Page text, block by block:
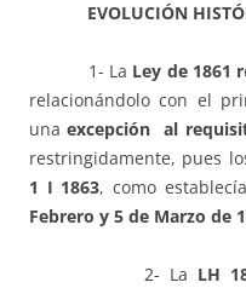
EVOLUCIÓN
1- La Ley de 1861 r
relacionándolo con el
unaexcepción al
restringidamente, pues
1 I 1863, como
Febrero y 5 de Marzo de
2- La LH